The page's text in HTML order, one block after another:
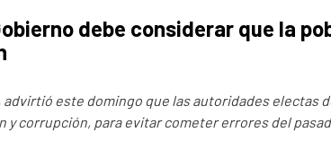
debe considerar que la
advirtió este domingo que las autoridades electas
y corrupción, para evitar cometer errores del